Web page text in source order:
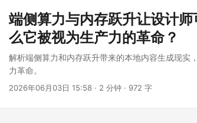
端侧算力与内存跃升让设计
么它被视为生产力的革命？
解析端侧算力和内存跃升带来的本地内容生成现实
力革命。
2026年06月03日 15:58 · 2 分钟 · 972 字